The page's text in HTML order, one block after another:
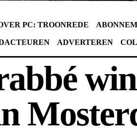
PC: TROONREDE
ADVERTEREN